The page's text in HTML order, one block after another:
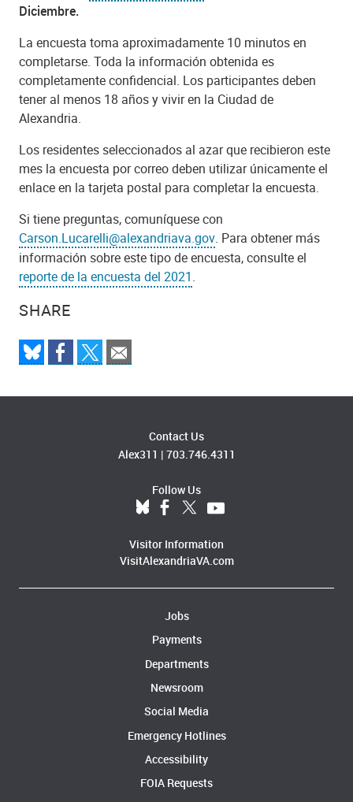
SHARE
Diciembre.
La encuesta toma aproximadamente 10 minutos en
completarse. Toda la información obtenida es
completamente confidencial. Los participantes deben
tener al menos 18 años y vivir en la Ciudad de
Alexandria.
Los residentes seleccionados al azar que recibieron este
mes la encuesta por correo deben utilizarúnicamente el
enlace en la tarjeta postal para completar la encuesta.
Si tiene preguntas, comuníquese con
Carson.Lucarelli@alexandriava.gov. Para obtener más
información sobre este tipo de encuesta, consulte el
reporte de la encuesta del 2021.
Contact Us
Alex311 | 703.746.4311
Follow Us
Visitor Information
VisitAlexandriaVA.com
Jobs
Payments
Departments
Newsroom
Social Media
Emergency Hotlines
Accessibility
FOIA Requests